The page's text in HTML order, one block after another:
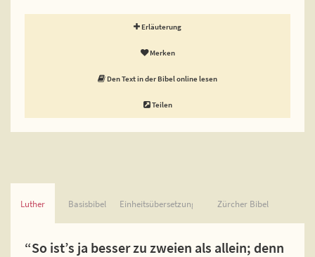
Erläuterung
Merken
Den Text in der Bibel online lesen
Teilen
Luther Basisbibel Einheitsübersetzung Zürcher Bibel
“So ist’s ja besser zu zweien als allein; denn